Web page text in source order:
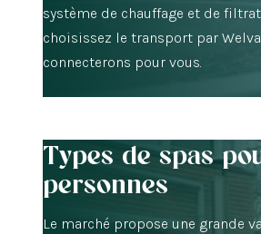
système de chauffage et de
choisissez le transport par
connecterons pour vous.
Types de spas
personnes
Le marché propose une grande